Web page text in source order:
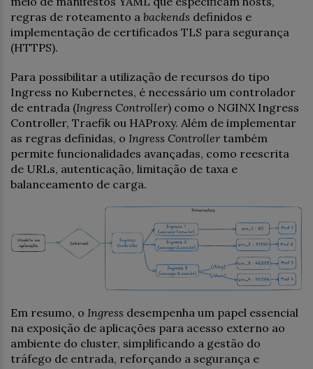
regras de roteamento a backends definidos e
implementação de certificados TLS para segurança
(HTTPS).
Para possibilitar a utilização de recursos do tipo
Ingress no Kubernetes, é necessário um controlador
de entrada (Ingress Controller) como o NGINX Ingress
Controller, Traefik ou HAProxy. Além de implementar
as regras definidas, o Ingress Controller também
permite funcionalidades avançadas, como reescrita
de URLs, autenticação, limitação de taxa e
balanceamento de carga.
Em resumo, o Ingress desempenha um papel essencial
na exposição de aplicações para acesso externo ao
ambiente do cluster, simplificando a gestão do
tráfego de entrada, reforçando a segurança e